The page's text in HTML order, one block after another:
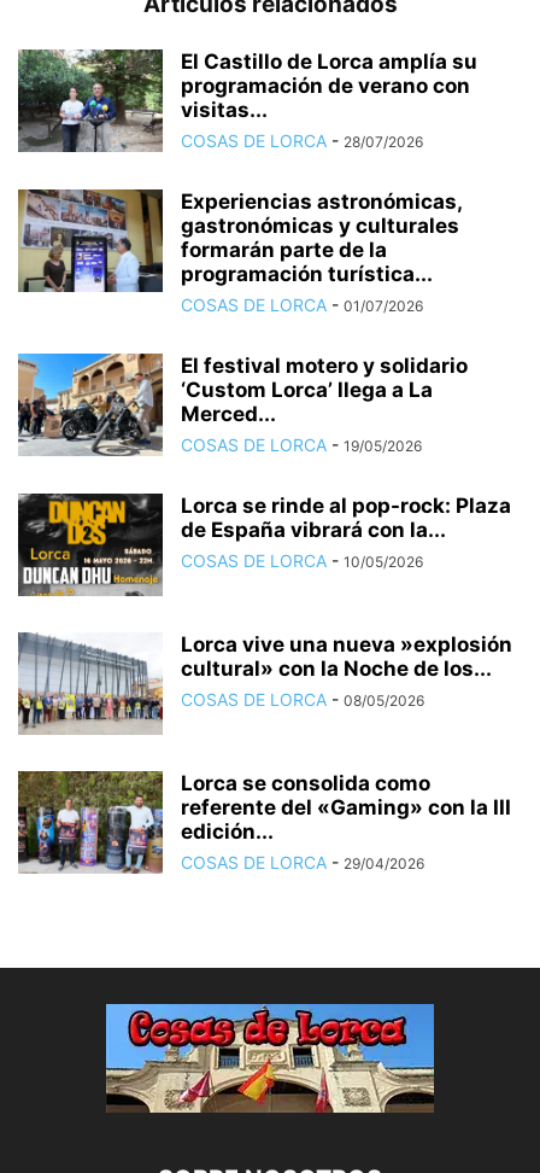
El Castillo de Lorca amplía su
programación de verano con
visitas...
COSAS DE LORCA - 28/07/2026
Experiencias astronómicas,
gastronómicas y culturales
formarán parte de la
programación turística...
COSAS DE LORCA - 01/07/2026
El festival motero y solidario
‘Custom Lorca’ llega a La
Merced...
COSAS DE LORCA - 19/05/2026
Lorca se rinde al pop-rock: Plaza
de España vibrará con la...
COSAS DE LORCA - 10/05/2026
Lorca vive una nueva »explosión
cultural» con la Noche de los...
COSAS DE LORCA - 08/05/2026
Lorca se consolida como
referente del «Gaming» con la III
edición...
COSAS DE LORCA - 29/04/2026